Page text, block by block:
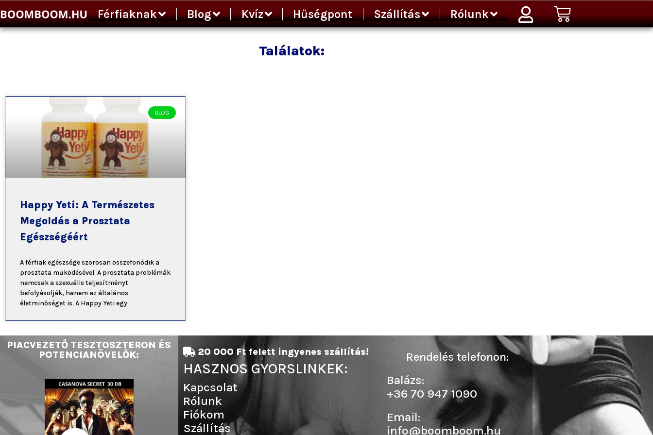
a
tartalomra
Férfiaknak Blog Kvíz Hűségpont Szállítás Rólunk Kosár
Találatok:
BLOG
Happy Yeti: A Természetes
Megoldás a Prosztata
Egészségéért
A férfiak egészsége szorosan összefonódik a
prosztata működésével. A prosztata problémák
nemcsak a szexuális teljesítményt
befolyásolják, hanem az általános
életminőséget is. A Happy Yeti egy
PIACVEZETŐ TESZTOSZTERON ÉS
POTENCIANÖVELŐK:
20 000 Ft felett ingyenes szállítás!
HASZNOS GYORSLINKEK:
Kapcsolat
Rólunk
Fiókom
Szállítás
Rendelés telefonon:
Balázs:
+36 70 947 1090
Email:
info@boomboom.hu